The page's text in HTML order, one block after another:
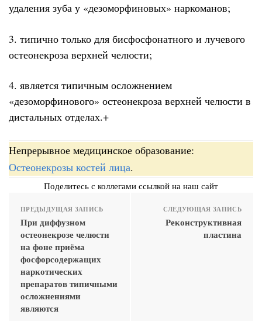
удаления зуба у «дезоморфиновых» наркоманов;
3. типично только для бисфосфонатного и лучевого
остеонекроза верхней челюсти;
4. является типичным осложнением
«дезоморфинового» остеонекроза верхней челюсти в
дистальных отделах.+
Непрерывное медицинское образование:
Остеонекрозы костей лица.
Поделитесь с коллегами ссылкой на наш сайт
ПРЕДЫДУЩАЯ ЗАПИСЬ
При диффузном
остеонекрозе челюсти
на фоне приёма
фосфорсодержащих
наркотических
препаратов типичными
осложнениями
являются
СЛЕДУЮЩАЯ ЗАПИСЬ
Реконструктивная
пластина